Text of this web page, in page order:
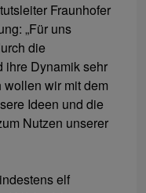
Fraunhofer
„Für uns
die
ihre Dynamik sehr
wir mit dem
Ideen und die
Nutzen unserer
elf